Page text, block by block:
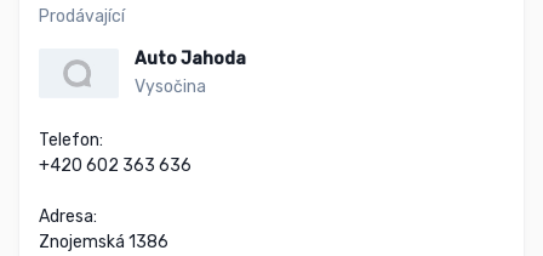
Prodávající
Auto Jahoda
Vysočina
Telefon:
+420 602 363 636
Adresa:
Znojemská 1386